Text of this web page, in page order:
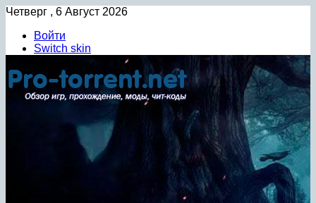
Четверг , 6 Август 2026
Войти
Switch skin